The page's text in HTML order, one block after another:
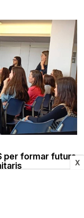
X
per formar futurs